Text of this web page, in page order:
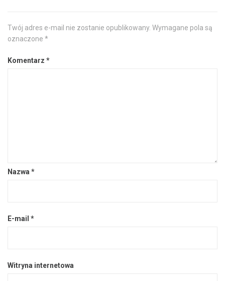
Twój adres e-mail nie zostanie opublikowany. Wymagane pola są
oznaczone *
Komentarz *
Nazwa *
E-mail *
Witryna internetowa